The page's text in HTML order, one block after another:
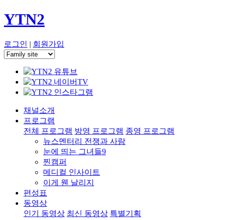
YTN2
로그인 | 회원가입
채널소개
프로그램
전체 프로그램 방영 프로그램 종영 프로그램
뉴스멘터리 전쟁과 사람
눈에 띄는 그녀들9
찐캠퍼
메디컬 인사이트
이게 웬 날리지
편성표
동영상
인기 동영상 최신 동영상 특별기획